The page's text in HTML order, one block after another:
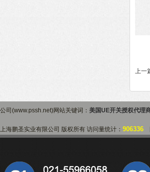
上一
公司(www.pssh.net)网站关键词： 美国UE开关授权代理
上海鹏圣实业有限公司 版权所有 访问量统计： 906336